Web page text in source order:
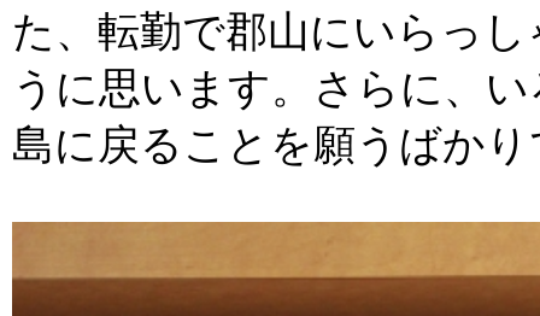
た、転勤で郡山にいらっ
うに思います。さらに、
島に戻ることを願うばか